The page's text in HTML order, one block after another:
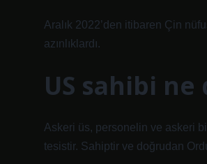
Aralık 2022’den itibaren Çin
azınlıklardı.
US sahibi ne
Askeri üs, personelin ve askeri
tesistir. Sahiptir ve doğrudan